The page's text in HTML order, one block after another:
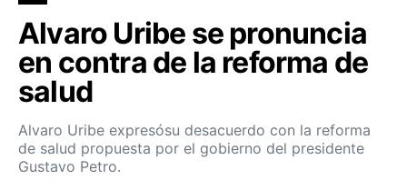
Alvaro Uribe se pronuncia
en contra de la reforma de
salud
Alvaro Uribe expresósu desacuerdo con la reforma
de salud propuesta por el gobierno del presidente
Gustavo Petro.